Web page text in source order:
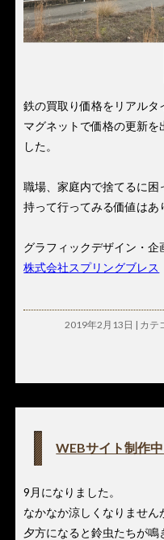
鉄の買取り価格をリアル
マグネットで価格の更新を
した。
職場、家庭内で捨てるに困
持って行ってみる価値はあ
グラフィックデザイン・企
株式会社スプリングブレス
2019年2月13日 | カテ
WEBサイト制作
9月になりました。
なかなか涼しくなりません
夕方になると鈴虫たちが鳴